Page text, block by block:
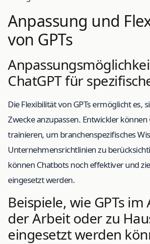
Anpassung und
von GPTs
ChatGPT für
Die Flexibilität von GPTs ermöglicht es,
Zwecke anzupassen. Entwickler können
trainieren, um branchenspezifisches
Unternehmensrichtlinien zu
können Chatbots noch effektiver und
eingesetzt werden.
Beispiele, wie GPTs im
der Arbeit oder zu
eingesetzt werden